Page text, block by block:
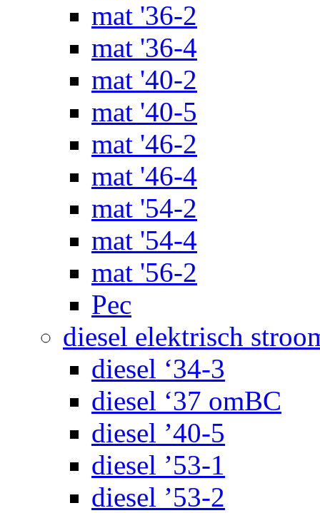
mat '36-2
mat '36-4
mat '40-2
mat '40-5
mat '46-2
mat '46-4
mat '54-2
mat '54-4
mat '56-2
Pec
diesel elektrisch
diesel ‘34-3
diesel ‘37 omBC
diesel ’40-5
diesel ’53-1
diesel ’53-2